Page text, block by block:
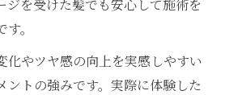
ジを受けた髪でも安心して施術を
。
化やツヤ感の向上を実感しやすい
ントの強みです。実際に体験した